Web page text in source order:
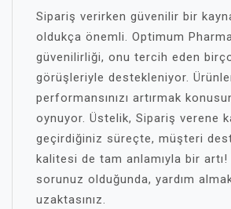
Sipariş verirken güvenilir bir
oldukça önemli. Optimum
güvenilirliği, onu tercih eden
görüşleriyle destekleniyor.
performansınızı artırmak
oynuyor. Üstelik, Sipariş verene
geçirdiğiniz süreçte, müşteri
kalitesi de tam anlamıyla bir
sorunuz olduğunda, yardım
uzaktasınız.